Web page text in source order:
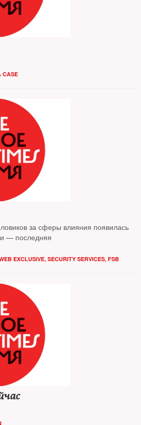
CASE
за сферы влияния появилась
— последняя
EXCLUSIVE, SECURITY SERVICES, FSB